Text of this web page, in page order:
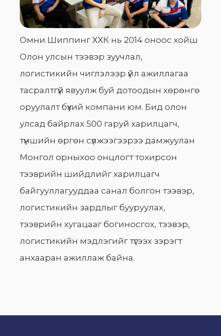
Омни Шиппинг ХХК нь 2014 оноос хойш
Олон улсын тээвэр зуучлал,
логистикийн чиглэлээр үйл ажиллагаа
тасралтгүй явуулж буй дотоодын хөрөнгө
оруулалт бүхий компани юм. Бид олон
улсад байрлах 500 гаруй харилцагч,
түншийн өргөн сүлжээгээрээ дамжуулан
Монгол орныхоо онцлогт тохирсон
тээврийн шийдлийг харилцагч
байгууллагууддаа санал болгон тээвэр,
логистикийн зардлыг бууруулах,
тээврийн хугацааг богиносгох, тээвэр,
логистикийн мэдлэгийг түгээх зэрэгт
анхааран ажиллаж байна.